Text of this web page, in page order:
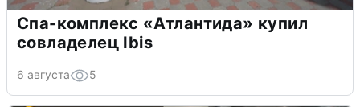
Спа-комплекс «Атлантида» купил
совладелец Ibis
6 августа 5